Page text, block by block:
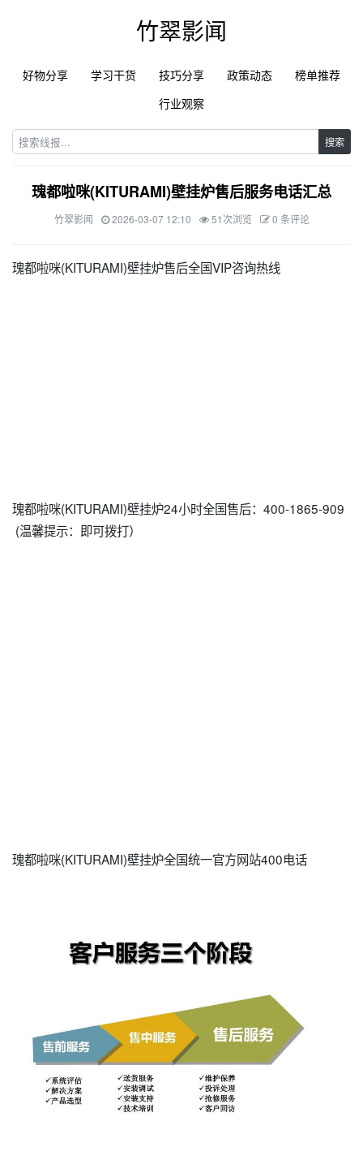
竹翠影闻
好物分享 学习干货 技巧分享 政策动态
榜单推荐
行业观察
搜索
瑰都啦咪(KITURAMI)壁挂炉售后服务电话汇总
竹翠影闻 2026-03-07 12:10 51次浏览 0 条评论
瑰都啦咪(KITURAMI)壁挂炉售后全国VIP咨询热线
瑰都啦咪(KITURAMI)壁挂炉24小时全国售后：400-1865-909
(温馨提示：即可拨打）
瑰都啦咪(KITURAMI)壁挂炉全国统一官方网站400电话